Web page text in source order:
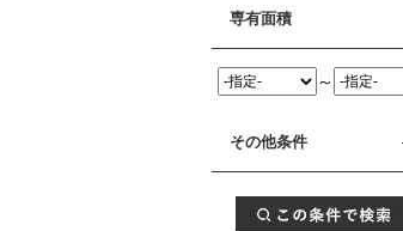
専有面積
～
その他条件